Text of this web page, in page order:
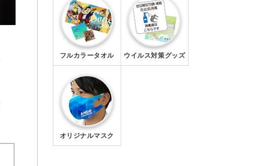
フルカラータオル ウイルス対策グッズ
オリジナルマスク